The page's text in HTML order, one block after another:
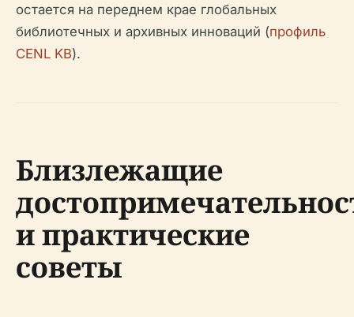
остается на переднем крае глобальных
библиотечных и архивных инноваций (профиль
CENL KB).
Близлежащие
и практические
советы